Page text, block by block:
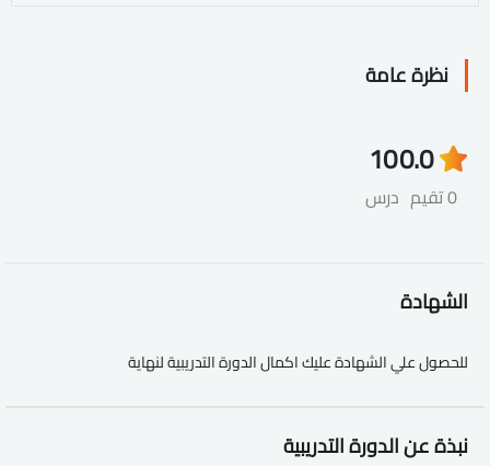
نظرة عامة
0.0
0 تقيم
10
درس
الشهادة
للحصول علي الشهادة عليك اكمال الدورة التدريبية لنهاية
نبذة عن الدورة التدريبية